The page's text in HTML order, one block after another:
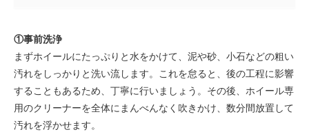
①事前洗浄
まずホイールにたっぷりと水をかけて、泥や砂、小石などの粗い
汚れをしっかりと洗い流します。これを怠ると、後の工程に影響
することもあるため、丁寧に行いましょう。その後、ホイール専
用のクリーナーを全体にまんべんなく吹きかけ、数分間放置して
汚れを浮かせます。